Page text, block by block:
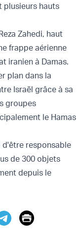
plusieurs hauts
Zahedi, haut
frappe aérienne
iranien à Damas.
plan dans la
Israël grâce à sa
groupes
le Hamas
d'être responsable
de 300 objets
depuis le
Print